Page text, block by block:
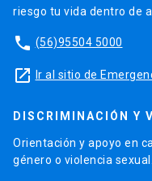
riesgo tu vida dentro de
phone (56)95504 5000
launch Ir al sitio de
DISCRIMINACIÓN Y
Orientación y apoyo en
género o violencia sexual.